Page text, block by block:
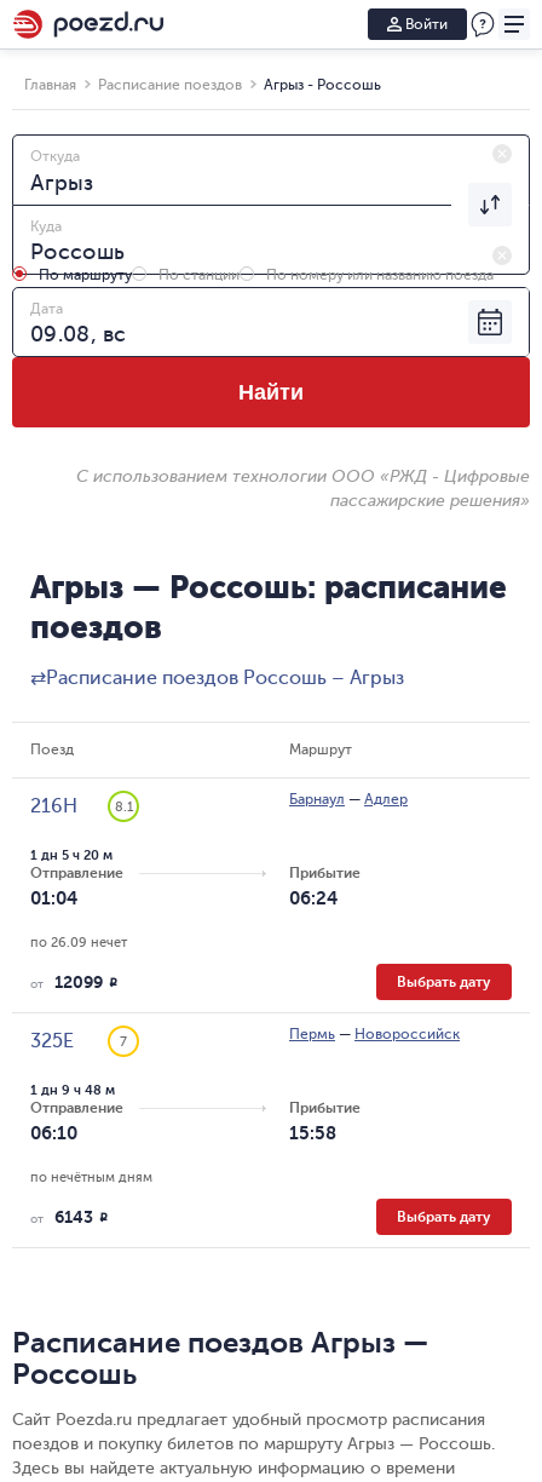
Войти
Главная Расписание поездов Агрыз - Россошь
Откуда
Куда
По маршруту По станции
По номеру или названию поезда
Дата
Найти
С использованием технологии ООО «РЖД - Цифровые
пассажирские решения»
Агрыз — Россошь: расписание
поездов
⇄Расписание поездов Россошь – Агрыз
Поезд Маршрут
216Н 8.1 Барнаул — Адлер
Отправление
01:04
1 дн 5 ч 20 м
Прибытие
06:24
по 26.09 нечет
от 12099 R Выбрать дату
325Е 7 Пермь — Новороссийск
Отправление
06:10
1 дн 9 ч 48 м
Прибытие
15:58
по нечётным дням
от 6143 R Выбрать дату
Расписание поездов Агрыз —
Россошь
Сайт Poezda.ru предлагает удобный просмотр расписания
поездов и покупку билетов по маршруту Агрыз — Россошь.
Здесь вы найдете актуальную информацию о времени